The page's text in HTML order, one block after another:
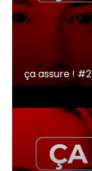
ça assure !